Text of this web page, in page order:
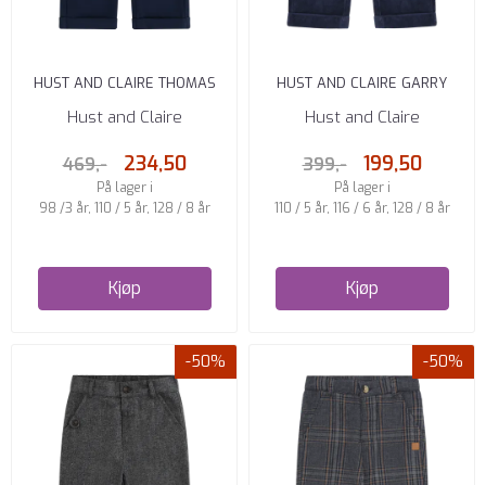
HUST AND CLAIRE THOMAS
CHINOSBUKSE NAVY GUTT
Hust and Claire
469,- 234,50
På lager i
98 /3 år, 110 / 5 år, 128 / 8 år
Kjøp
HUST AND CLAIRE GARRY
JOGGEBUKSE NAVY GUTT
Hust and Claire
399,- 199,50
På lager i
110 / 5 år, 116 / 6 år, 128 / 8 år
Kjøp
-50% -50%